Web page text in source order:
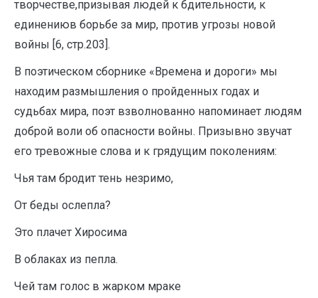
творчестве,призывая людей к бдительности, к
единениюв борьбе за мир, против угрозы новой
войны [6, стр.203].
В поэтическом сборнике «Времена и дороги» мы
находим размышления о пройденных годах и
судьбах мира, поэт взволнованно напоминает людям
доброй воли об опасности войны. Призывно звучат
его тревожные слова и к грядущим поколениям:
Чья там бродит тень незримо,
От беды ослепла?
Это плачет Хиросима
В облаках из пепла.
Чей там голос в жарком мраке